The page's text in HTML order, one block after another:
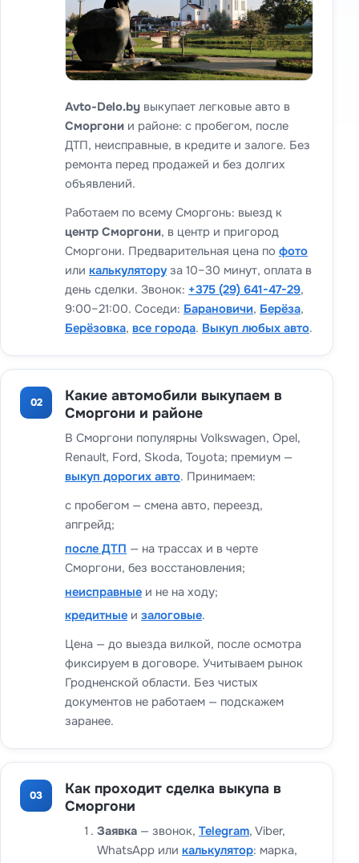
Avto-Delo.by выкупает легковые авто в
Сморгони и районе: с пробегом, после
ДТП, неисправные, в кредите и залоге. Без
ремонта перед продажей и без долгих
объявлений.
Работаем по всему Сморгонь: выезд к
центр Сморгони, в центр и пригород
Сморгони. Предварительная цена по фото
или калькулятору за 10–30 минут, оплата в
день сделки. Звонок: +375 (29) 641-47-29,
9:00–21:00. Соседи: Барановичи, Берёза,
Берёзовка, все города. Выкуп любых авто.
02
Какие автомобили выкупаем в
Сморгони и районе
В Сморгони популярны Volkswagen, Opel,
Renault, Ford, Skoda, Toyota; премиум —
выкуп дорогих авто. Принимаем:
с пробегом — смена авто, переезд,
апгрейд;
после ДТП — на трассах и в черте
Сморгони, без восстановления;
неисправные и не на ходу;
кредитные и залоговые.
Цена — до выезда вилкой, после осмотра
фиксируем в договоре. Учитываем рынок
Гродненской области. Без чистых
документов не работаем — подскажем
заранее.
03
Как проходит сделка выкупа в
Сморгони
Заявка — звонок, Telegram, Viber,
WhatsApp или калькулятор: марка,